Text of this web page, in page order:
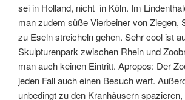
sei in Holland, nicht in Köln. Im
man zudem süße Vierbeiner von Ziegen,
zu Eseln streicheln gehen. Sehr cool ist
Skulpturenpark zwischen Rhein und
man auch keinen Eintritt. Apropos: Der
jeden Fall auch einen Besuch wert.
unbedingt zu den Kranhäusern